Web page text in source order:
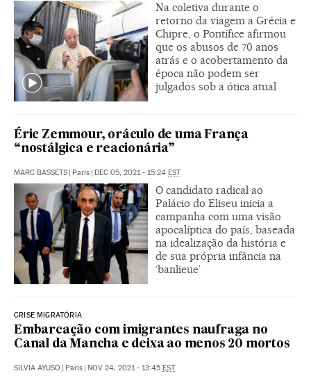
Na coletiva durante o
retorno da viagem a Grécia e
Chipre, o Pontífice afirmou
que os abusos de 70 anos
atrás e o acobertamento da
época não podem ser
julgados sob a ótica atual
Éric Zemmour, oráculo de uma França
“nostálgica e reacionária”
MARC BASSETS Paris DEC 05, 2021 - 15:24 EST
O candidato radical ao
Palácio do Eliseu inicia a
campanha com uma visão
apocalíptica do país, baseada
na idealização da história e
de sua própria infância na
‘banlieue’
CRISE MIGRATÓRIA
Embarcação com imigrantes naufraga no
Canal da Mancha e deixa ao menos 20 mortos
SILVIA AYUSO Paris NOV 24, 2021 - 13:45 EST